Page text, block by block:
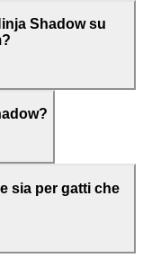
Shadow su
sia per gatti che